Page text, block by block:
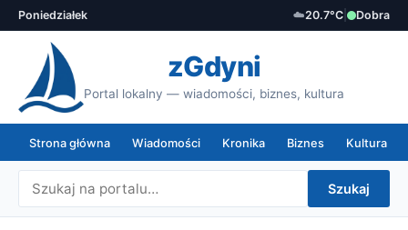
Poniedziałek ☁️20.7°C Dobra
zGdyni
Portal lokalny — wiadomości, biznes, kultura
Strona główna Wiadomości Kronika Biznes Kultura
Szukaj